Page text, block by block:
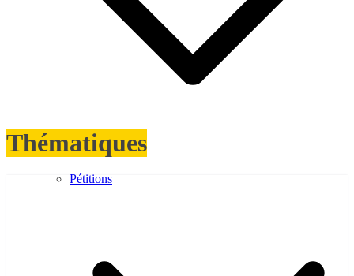
Pétitions
Thématiques